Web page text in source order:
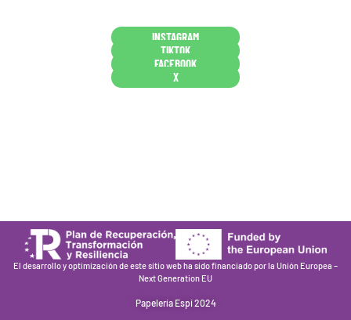
INSTAGRAM
TIKTOK
FACEBOOK
X
El desarrollo y optimización de este sitio web ha sido financiado por la Unión Europea –
Next Generation EU
Papelería Espi 2024